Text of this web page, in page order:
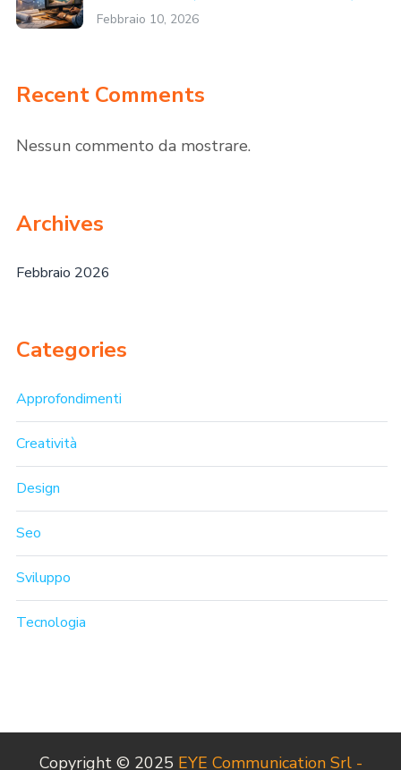
Febbraio 10, 2026
Recent Comments
Nessun commento da mostrare.
Archives
Febbraio 2026
Categories
Approfondimenti
Creatività
Design
Seo
Sviluppo
Tecnologia
Copyright © 2025 EYE Communication Srl -